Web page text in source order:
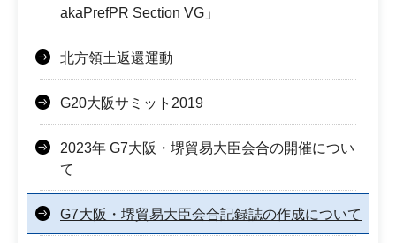
akaPrefPR Section VG」
北方領土返還運動
G20大阪サミット2019
2023年 G7大阪・堺貿易大臣会合の開催につい
て
G7大阪・堺貿易大臣会合記録誌の作成について